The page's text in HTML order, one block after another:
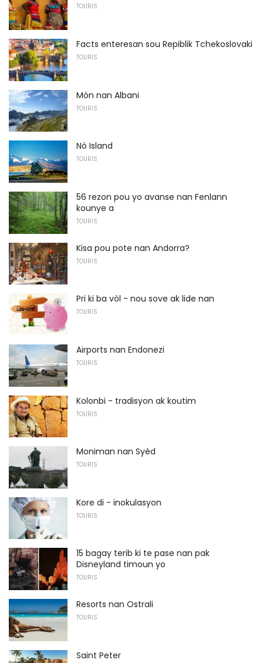
TOURIS
Facts enteresan sou Repiblik Tchekoslovaki
TOURIS
Mòn nan Albani
TOURIS
Nò Island
TOURIS
56 rezon pou yo avanse nan Fenlann
kounye a
TOURIS
Kisa pou pote nan Andorra?
TOURIS
Pri ki ba vòl - nou sove ak lide nan
TOURIS
Airports nan Endonezi
TOURIS
Kolonbi - tradisyon ak koutim
TOURIS
Moniman nan Syèd
TOURIS
Kore di - inokulasyon
TOURIS
15 bagay terib ki te pase nan pak
Disneyland timoun yo
TOURIS
Resorts nan Ostrali
TOURIS
Saint Peter